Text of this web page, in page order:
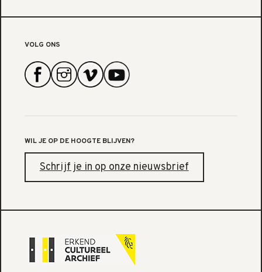
VOLG ONS
WIL JE OP DE HOOGTE BLIJVEN?
Schrijf je in op onze nieuwsbrief